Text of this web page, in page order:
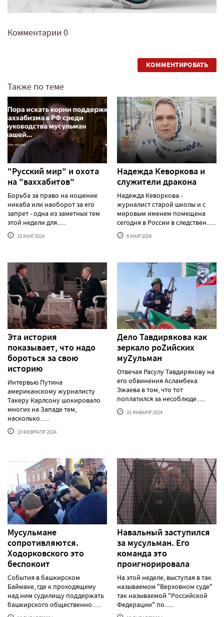
Комментарии 0
КОММЕНТИРОВАТЬ
Также по теме
"Русский мир" и охота
на "ваххабитов"
Борьба за право на ношение
никаба или наоборот за его
запрет - одна из заметных тем
этой недели для......
23 МАЯ'2024
Надежда Кеворкова и
служители дракона
Надежда Кеворкова -
журналист старой школы и с
мировым именем помещена
сегодня в России в следствен......
6 МАЯ'2024
Эта история
показывает, что надо
бороться за свою
историю
Интервью Путина
американскому журналисту
Такеру Карлсону шокировало
многих на Западе тем,
насколько......
10 ФЕВРАЛЯ'2024
Дело Тавдирякова как
зеркало роZийских
муZульман
Отвечая Расулу Тавдирякову на
его обвинения Асламбека
Эжаева в том, что тот
поплатился за несоблюде......
31 ЯНВАРЯ'2024
Мусульмане
сопротивляются.
Ходорковского это
беспокоит
События в башкирском
Баймаке, где к проходящему
над ним судилищу поддержать
башкирского общественно......
Навальный заступился
за мусульман. Его
команда это
проигнорировала
На этой неделе, выступая в так
называемом "Верховном суде"
так называемой "Российской
Федерации" по......